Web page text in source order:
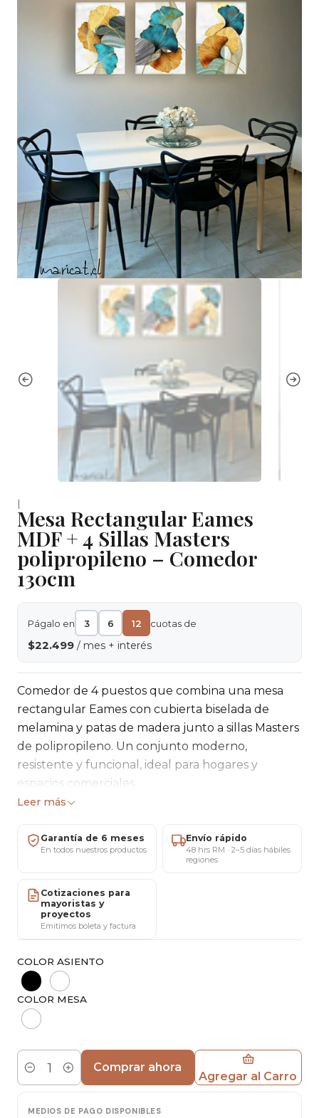
|
Mesa Rectangular Eames
MDF + 4 Sillas Masters
polipropileno – Comedor
130cm
Págalo en 3 6 12 cuotas de
$22.499 / mes + interés
Comedor de 4 puestos que combina una mesa
rectangular Eames con cubierta biselada de
melamina y patas de madera junto a sillas Masters
de polipropileno. Un conjunto moderno,
resistente y funcional, ideal para hogares y
espacios comerciales.
✔️ Envíos a todo Chile
✔️ Factura y ventas mayoristas
Características
Mesa Rectangular Eames
Largo: 130 cm
Ancho: 80 cm
Altura: 76 cm
Patas: Madera
Terminación: Semi mate
4 Sillas Masters
Leer más
Garantía de 6 meses
En todos nuestros productos
Envío rápido
48 hrs RM · 2–5 días hábiles
regiones
Cotizaciones para
mayoristas y
proyectos
Emitimos boleta y factura
COLOR ASIENTO
COLOR MESA
Cantidad Agregar al Carro
Comprar ahora
MEDIOS DE PAGO DISPONIBLES